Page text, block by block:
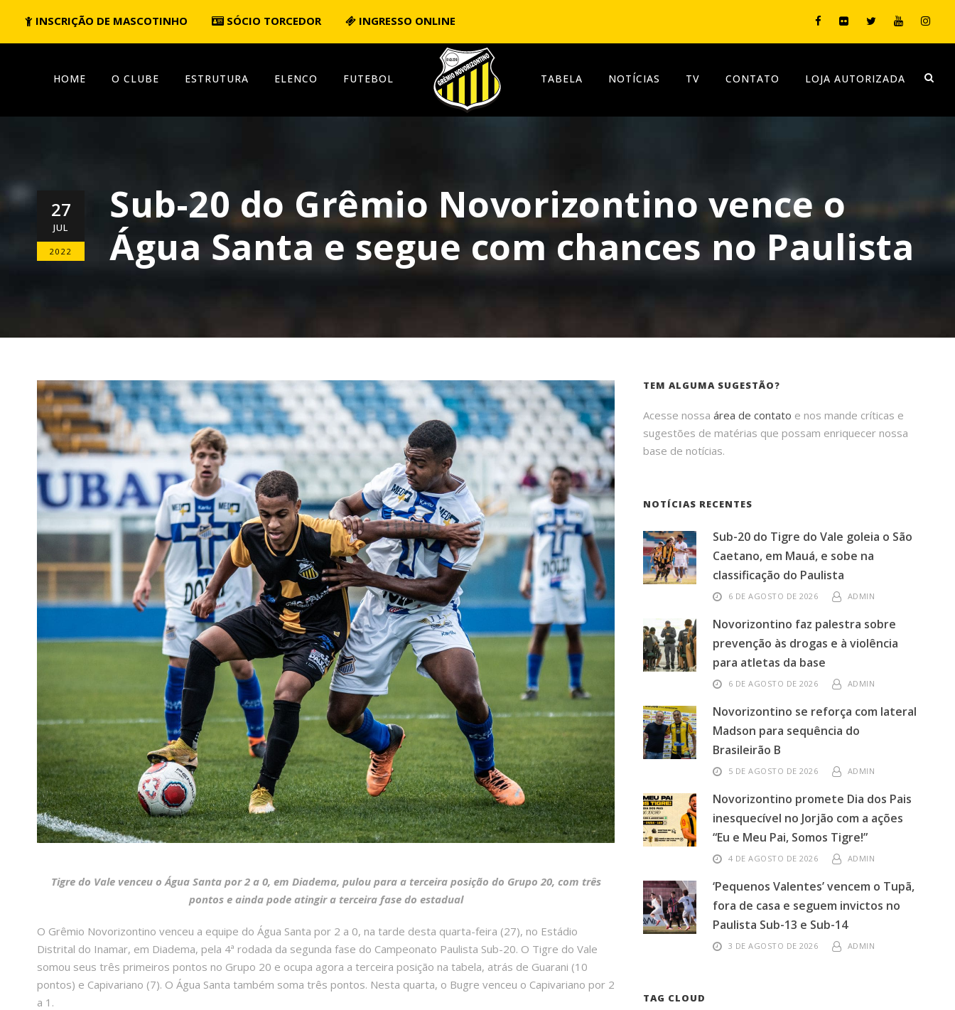
INSCRIÇÃO DE MASCOTINHO SÓCIO TORCEDOR INGRESSO ONLINE
HOME O CLUBE ESTRUTURA ELENCO FUTEBOL TABELA NOTÍCIAS TV CONTATO LOJA AUTORIZADA
27
JUL
2022
Sub-20 do Grêmio Novorizontino vence o
Água Santa e segue com chances no Paulista
Tigre do Vale venceu o Água Santa por 2 a 0, em Diadema, pulou para a terceira posição do Grupo 20, com três
pontos e ainda pode atingir a terceira fase do estadual
O Grêmio Novorizontino venceu a equipe do Água Santa por 2 a 0, na tarde desta quarta-feira (27), no Estádio
Distrital do Inamar, em Diadema, pela 4ª rodada da segunda fase do Campeonato Paulista Sub-20. O Tigre do Vale
somou seus três primeiros pontos no Grupo 20 e ocupa agora a terceira posição na tabela, atrás de Guarani (10
pontos) e Capivariano (7). O Água Santa também soma três pontos. Nesta quarta, o Bugre venceu o Capivariano por 2
a 1.
TEM ALGUMA SUGESTÃO?
Acesse nossaárea de contato e nos mande críticas e
sugestões de matérias que possam enriquecer nossa
base de notícias.
NOTÍCIAS RECENTES
Sub-20 do Tigre do Vale goleia o São
Caetano, em Mauá, e sobe na
classificação do Paulista
6 DE AGOSTO DE 2026 ADMIN
Novorizontino faz palestra sobre
prevenção às drogas e à violência
para atletas da base
6 DE AGOSTO DE 2026 ADMIN
Novorizontino se reforça com lateral
Madson para sequência do
Brasileirão B
5 DE AGOSTO DE 2026 ADMIN
Novorizontino promete Dia dos Pais
inesquecível no Jorjão com a ações
“Eu e Meu Pai, Somos Tigre!”
4 DE AGOSTO DE 2026 ADMIN
‘Pequenos Valentes’ vencem o Tupã,
fora de casa e seguem invictos no
Paulista Sub-13 e Sub-14
3 DE AGOSTO DE 2026 ADMIN
TAG CLOUD